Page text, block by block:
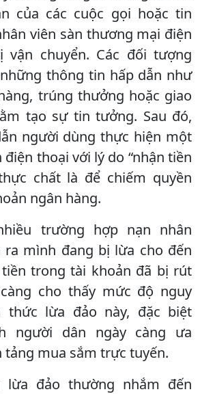
của các cuộc gọi hoặc tin
viên sàn thương mại điện
chuyển. Các đối tượng
thông tin hấp dẫn như
trúng thưởng hoặc giao
tạo sự tin tưởng. Sau đó,
người dùng thực hiện một
thoại với lý do “nhận tiền
chất là để chiếm quyền
ngân hàng.
trường hợp nạn nhân
ra mình đang bị lừa cho đến
trong tài khoản đã bị rút
cho thấy mức độ nguy
thức lừa đảo này, đặc biệt
người dân ngày càng ưa
tảng mua sắm trực tuyến.
lừa đảo thường nhắm đến